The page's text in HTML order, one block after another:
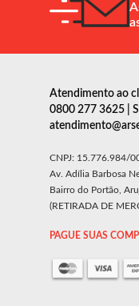
Atendimento ao
0800 277 3625 |
CNPJ: 15.776.984/
Av. Adília Barbosa
Bairro do Portão,
(RETIRADA DE
PAGUE SUAS